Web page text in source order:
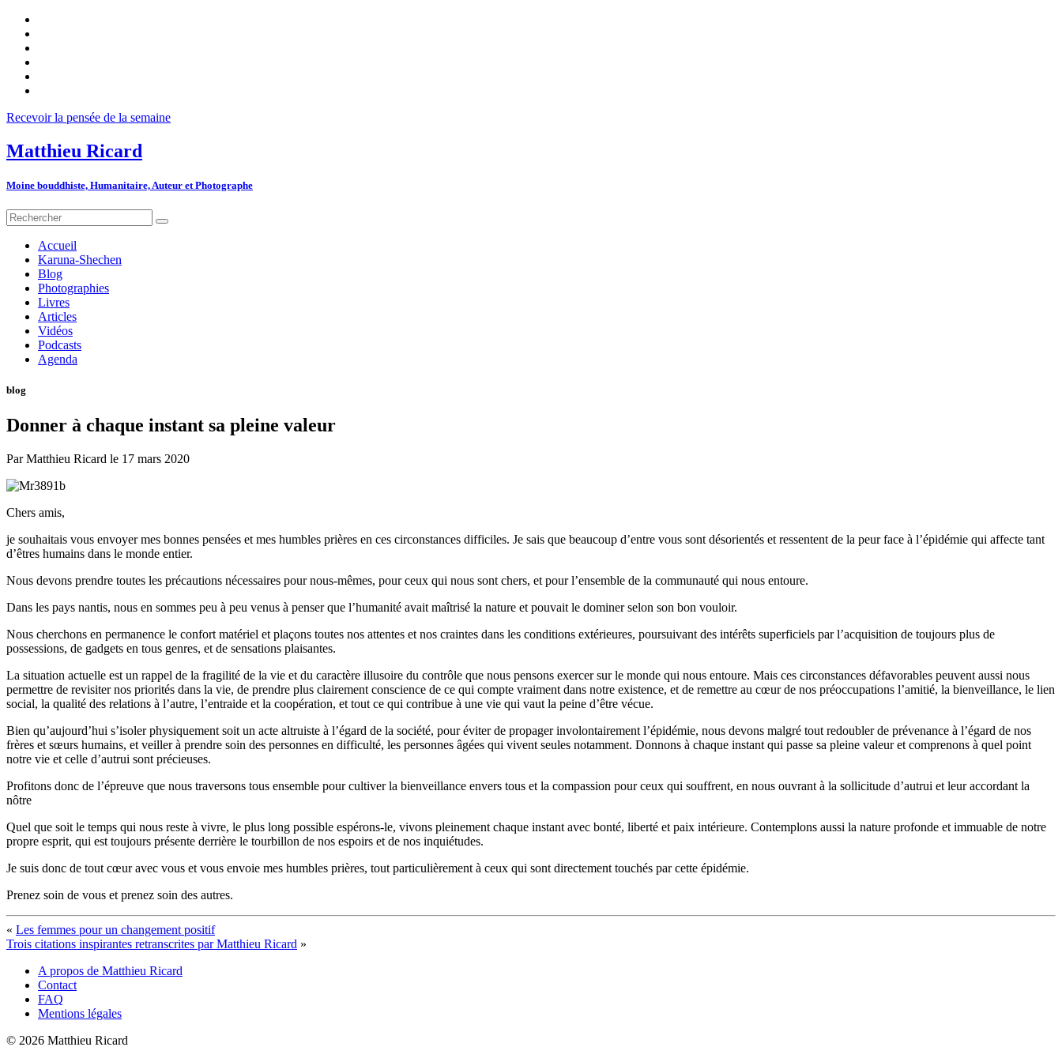
Recevoir la pensée de la semaine
Matthieu Ricard
Moine bouddhiste, Humanitaire, Auteur et Photographe
Accueil
Karuna-Shechen
Blog
Photographies
Livres
Articles
Vidéos
Podcasts
Agenda
blog
Donner à chaque instant sa pleine valeur
ParMatthieu Ricard le 17 mars 2020
Chers amis,
je souhaitais vous envoyer mes bonnes pensées et mes humbles prières en ces circonstances difficiles. Je sais que beaucoup d’entre vous sont désorientés et ressentent de la peur face à l’épidémie qui affecte tant
d’êtres humains dans le monde entier.
Nous devons prendre toutes les précautions nécessaires pour nous-mêmes, pour ceux qui nous sont chers, et pour l’ensemble de la communauté qui nous entoure.
Dans les pays nantis, nous en sommes peu à peu venus à penser que l’humanité avait maîtrisé la nature et pouvait le dominer selon son bon vouloir.
Nous cherchons en permanence le confort matériel et plaçons toutes nos attentes et nos craintes dans les conditions extérieures, poursuivant des intérêts superficiels par l’acquisition de toujours plus de
possessions, de gadgets en tous genres, et de sensations plaisantes.
La situation actuelle est un rappel de la fragilité de la vie et du caractère illusoire du contrôle que nous pensons exercer sur le monde qui nous entoure. Mais ces circonstances défavorables peuvent aussi nous
permettre de revisiter nos priorités dans la vie, de prendre plus clairement conscience de ce qui compte vraiment dans notre existence, et de remettre au cœur de nos préoccupations l’amitié, la bienveillance, le lien
social, la qualité des relations à l’autre, l’entraide et la coopération, et tout ce qui contribue à une vie qui vaut la peine d’être vécue.
Bien qu’aujourd’hui s’isoler physiquement soit un acte altruiste à l’égard de la société, pour éviter de propager involontairement l’épidémie, nous devons malgré tout redoubler de prévenance à l’égard de nos
frères et sœurs humains, et veiller à prendre soin des personnes en difficulté, les personnes âgées qui vivent seules notamment. Donnons à chaque instant qui passe sa pleine valeur et comprenons à quel point
notre vie et celle d’autrui sont précieuses.
Profitons donc de l’épreuve que nous traversons tous ensemble pour cultiver la bienveillance envers tous et la compassion pour ceux qui souffrent, en nous ouvrant à la sollicitude d’autrui et leur accordant la
nôtre
Quel que soit le temps qui nous reste à vivre, le plus long possible espérons-le, vivons pleinement chaque instant avec bonté, liberté et paix intérieure. Contemplons aussi la nature profonde et immuable de notre
propre esprit, qui est toujours présente derrière le tourbillon de nos espoirs et de nos inquiétudes.
Je suis donc de tout cœur avec vous et vous envoie mes humbles prières, tout particulièrement à ceux qui sont directement touchés par cette épidémie.
Prenez soin de vous et prenez soin des autres.
« Les femmes pour un changement positif
Trois citations inspirantes retranscrites par Matthieu Ricard »
A propos de Matthieu Ricard
Contact
FAQ
Mentions légales
© 2026 Matthieu Ricard